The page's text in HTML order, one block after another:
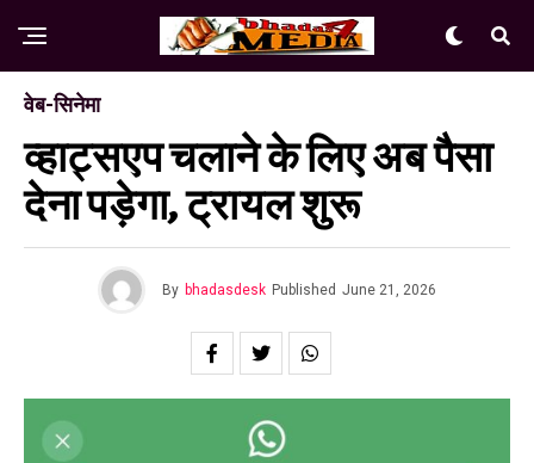
वेब-सिनेमा
व्हाट्सएप चलाने के लिए अब पैसा
देना पड़ेगा, ट्रायल शुरू
By bhadasdesk Published June 21, 2026